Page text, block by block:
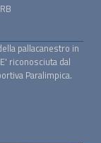
pallacanestro in
riconosciuta dal
Paralimpica.